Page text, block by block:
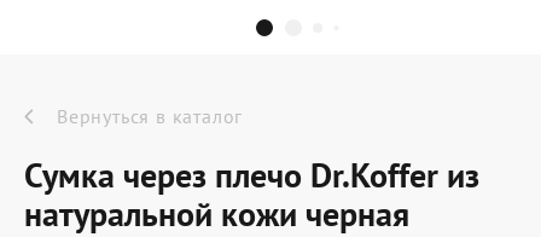
Dr.Koffer Outlet
Новинки
Акции
Вернуться в каталог
Сумка через плечо Dr.Koffer из
натуральной кожи черная